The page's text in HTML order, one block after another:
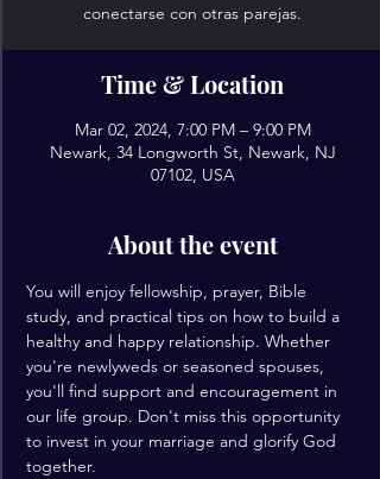
conectarse con otras parejas.
Time & Location
Mar 02, 2024, 7:00 PM – 9:00 PM
Newark, 34 Longworth St, Newark, NJ
07102, USA
About the event
You will enjoy fellowship, prayer, Bible
study, and practical tips on how to build a
healthy and happy relationship. Whether
you're newlyweds or seasoned spouses,
you'll find support and encouragement in
our life group. Don't miss this opportunity
to invest in your marriage and glorify God
together.